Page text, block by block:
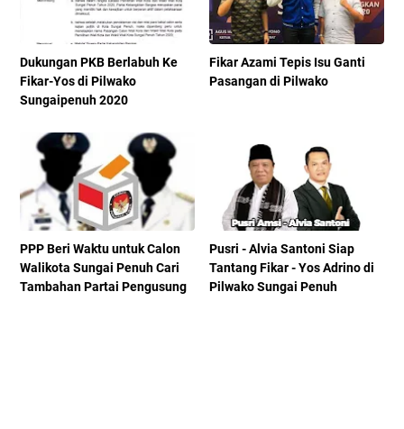
Dukungan PKB Berlabuh Ke
Fikar-Yos di Pilwako
Sungaipenuh 2020
Fikar Azami Tepis Isu Ganti
Pasangan di Pilwako
PPP Beri Waktu untuk Calon
Walikota Sungai Penuh Cari
Tambahan Partai Pengusung
Pusri - Alvia Santoni Siap
Tantang Fikar - Yos Adrino di
Pilwako Sungai Penuh